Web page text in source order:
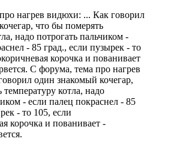
нагрев видюхи: ... Как говорил
что бы померять
надо потрогать пальчиком -
- 85 град., если пузырек - то
корочка и пованивает
С форума, тема про нагрев
один знакомый кочегар,
котла, надо
- если палец покраснел - 85
- то 105, если
корочка и пованивает -